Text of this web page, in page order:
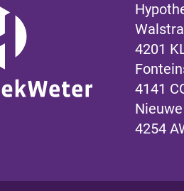
4201
4141
Nieuwe
4254